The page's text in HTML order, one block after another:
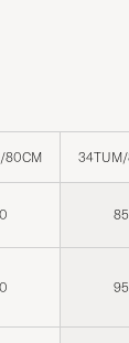
80CM
85
95